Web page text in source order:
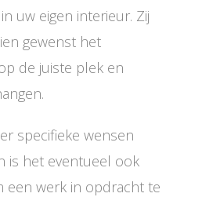
uw eigen interieur. Zij
gewenst het
de juiste plek en
specifieke wensen
is het eventueel ook
een werk in opdracht te